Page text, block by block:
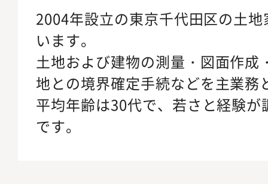
2004年設立の東京千代田区の土
います。
土地および建物の測量・図面作成
地との境界確定手続などを主業務
平均年齢は30代で、若さと経験
です。